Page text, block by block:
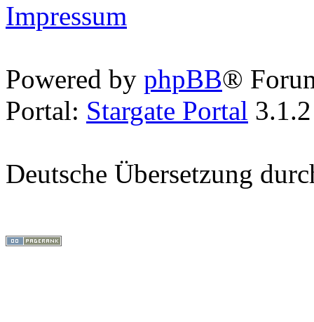
Impressum
Powered by phpBB®
Portal: Stargate Portal
Deutsche Übersetzung